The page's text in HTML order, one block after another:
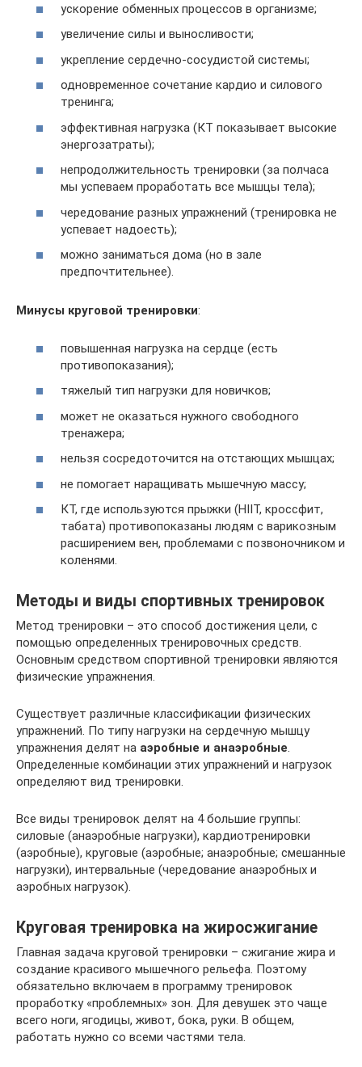
ускорение обменных процессов в организме;
увеличение силы и выносливости;
укрепление сердечно-сосудистой системы;
одновременное сочетание кардио и силового
тренинга;
эффективная нагрузка (КТ показывает высокие
энергозатраты);
непродолжительность тренировки (за полчаса
мы успеваем проработать все мышцы тела);
чередование разных упражнений (тренировка не
успевает надоесть);
можно заниматься дома (но в зале
предпочтительнее).
Минусы круговой тренировки:
повышенная нагрузка на сердце (есть
противопоказания);
тяжелый тип нагрузки для новичков;
может не оказаться нужного свободного
тренажера;
нельзя сосредоточится на отстающих мышцах;
не помогает наращивать мышечную массу;
КТ, где используются прыжки (HIIT, кроссфит,
табата) противопоказаны людям с варикозным
расширением вен, проблемами с позвоночником и
коленями.
Методы и виды спортивных тренировок
Метод тренировки – это способ достижения цели, с
помощью определенных тренировочных средств.
Основным средством спортивной тренировки являются
физические упражнения.
Существует различные классификации физических
упражнений. По типу нагрузки на сердечную мышцу
упражнения делят на аэробные и анаэробные.
Определенные комбинации этих упражнений и нагрузок
определяют вид тренировки.
Все виды тренировок делят на 4 большие группы:
силовые (анаэробные нагрузки), кардиотренировки
(аэробные), круговые (аэробные; анаэробные; смешанные
нагрузки), интервальные (чередование анаэробных и
аэробных нагрузок).
Круговая тренировка на жиросжигание
Главная задача круговой тренировки – сжигание жира и
создание красивого мышечного рельефа. Поэтому
обязательно включаем в программу тренировок
проработку «проблемных» зон. Для девушек это чаще
всего ноги, ягодицы, живот, бока, руки. В общем,
работать нужно со всеми частями тела.